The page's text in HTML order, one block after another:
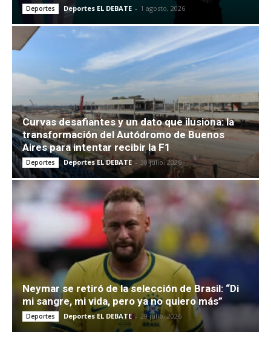
Deportes Deportes EL DEBATE - 1 agosto, 2026
Curvas desafiantes y un dato que ilusiona: la
transformación del Autódromo de Buenos
Aires para intentar recibir la F1
Deportes Deportes EL DEBATE - 30 julio, 2026
Neymar se retiró de la selección de Brasil: “Di
mi sangre, mi vida, pero ya no quiero más”
Deportes Deportes EL DEBATE - 29 julio, 2026